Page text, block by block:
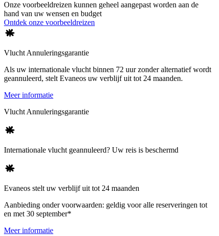
Onze voorbeeldreizen kunnen geheel aangepast worden aan de
hand van uw wensen en budget
Ontdek onze voorbeeldreizen
Vlucht Annuleringsgarantie
Als uw internationale vlucht binnen 72 uur zonder alternatief wordt
geannuleerd, stelt Evaneos uw verblijf uit tot 24 maanden.
Meer informatie
Vlucht Annuleringsgarantie
Internationale vlucht geannuleerd? Uw reis is beschermd
Evaneos stelt uw verblijf uit tot 24 maanden
Aanbieding onder voorwaarden: geldig voor alle reserveringen tot
en met 30 september*
Meer informatie